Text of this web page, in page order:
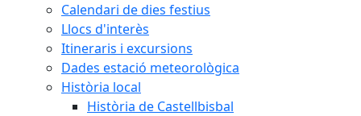
Calendari de dies festius
Llocs d'interès
Itineraris i excursions
Dades estació meteorològica
Història local
Història de Castellbisbal